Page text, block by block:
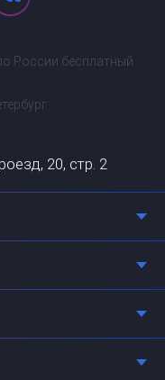
России бесплатный
20, стр. 2